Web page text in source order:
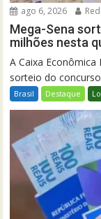
ago 6, 2026
Mega-Sena
milhões nesta
A Caixa
sorteio do
Brasil Destaque